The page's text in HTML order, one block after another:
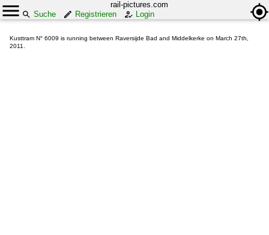
rail-pictures.com
Suche
Registrieren Login
Kusttram N° 6009 is running between Raversijde Bad and Middelkerke on March 27th,
2011.